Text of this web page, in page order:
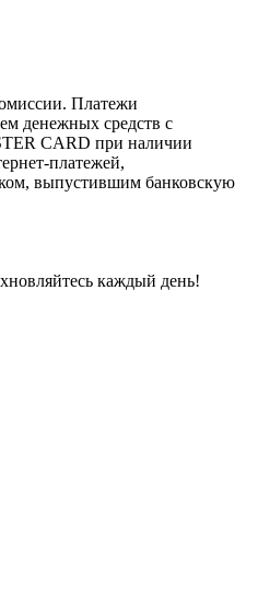
Платежи
денежных средств с
CARD при наличии
платежей,
выпустившим банковскую
каждый день!